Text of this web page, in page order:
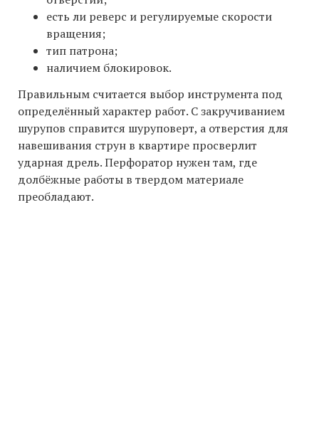
есть ли реверс и регулируемые скорости
вращения;
тип патрона;
наличием блокировок.
Правильным считается выбор инструмента под
определённый характер работ. С закручиванием
шурупов справится шуруповерт, а отверстия для
навешивания струн в квартире просверлит
ударная дрель. Перфоратор нужен там, где
долбёжные работы в твердом материале
преобладают.